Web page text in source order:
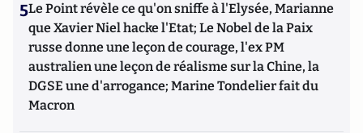
5Le Point révèle ce qu'on sniffe à l'Elysée, Marianne
que Xavier Niel hacke l'Etat; Le Nobel de la Paix
russe donne une leçon de courage, l'ex PM
australien une leçon de réalisme sur la Chine, la
DGSE une d'arrogance; Marine Tondelier fait du
Macron